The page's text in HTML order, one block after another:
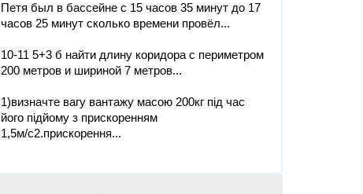
Петя был в бассейне с 15 часов 35 минут до 17
часов 25 минут сколько времени провёл...
10-11 5+3 б найти длину коридора с периметром
200 метров и шириной 7 метров...
1)визначте вагу вантажу масою 200кг під час
його підйому з прискоренням
1,5м/c2.прискорення...